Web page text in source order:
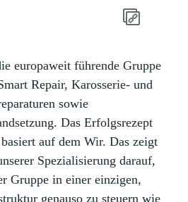
europaweit führende Gruppe
Repair, Karosserie- und
sowie
Das Erfolgsrezept
auf dem Wir. Das zeigt
Spezialisierung darauf,
Gruppe in einer einzigen,
genauso zu steuern wie